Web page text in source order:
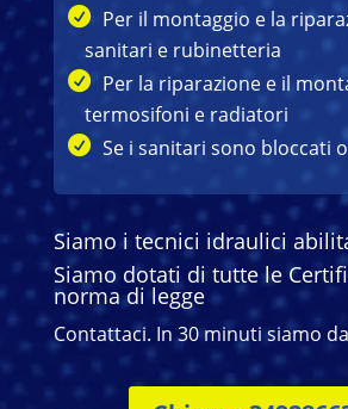
Per il montaggio e la
sanitari e rubinetteria
Per la riparazione e il
termosifoni e radiatori
Se i sanitari sono bloccati
Siamo i tecnici idraulici
Siamo dotati di tutte le
norma di legge
Contattaci. In 30 minuti siamo